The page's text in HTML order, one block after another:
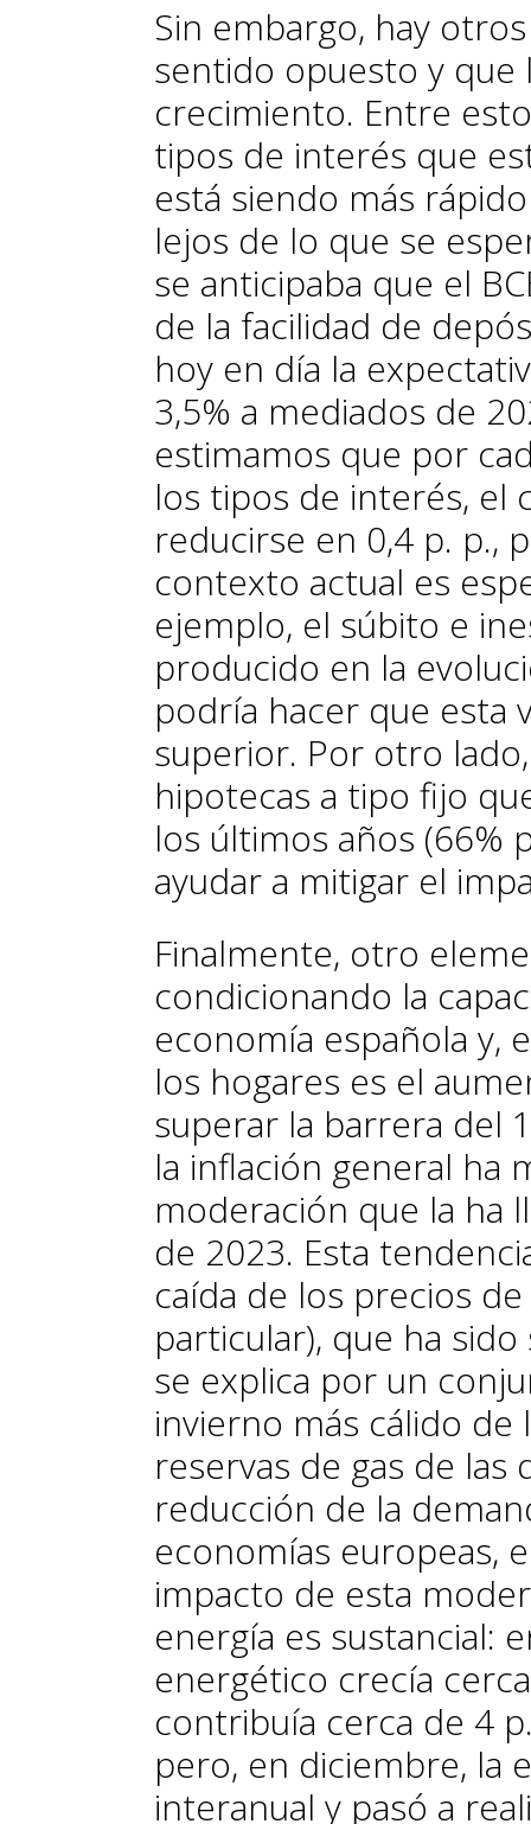
Sin embargo, hay
sentido opuesto y que
crecimiento. Entre
tipos de interés que
está siendo más
lejos de lo que se
se anticipaba que el
de la facilidad de
hoy en día la
3,5% a mediados de
estimamos que por
los tipos de interés, el
reducirse en 0,4 p. p.,
contexto actual es
ejemplo, el súbito e
producido en la
podría hacer que esta
superior. Por otro
hipotecas a tipo fijo
los últimos años (66%
ayudar a mitigar el
Finalmente, otro
condicionando la
economía española y,
los hogares es el
superar la barrera del
la inflación general ha
moderación que la ha
de 2023. Esta
caída de los precios
particular), que ha
se explica por un
invierno más cálido de
reservas de gas de las
reducción de la
economías europeas,
impacto de esta
energía es sustancial:
energético crecía
contribuía cerca de 4
pero, en diciembre, la
interanual y pasó a